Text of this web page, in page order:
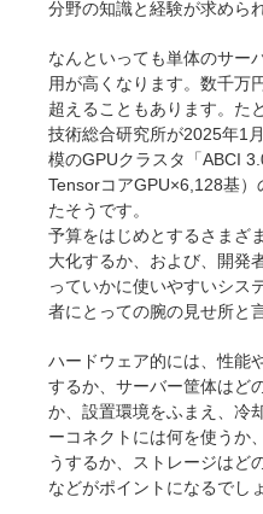
分野の知識と経験が求めら
なんといっても単体のサー
用が高くなります。数千万
超えることもあります。た
技術総合研究所が2025年1
模のGPUクラスタ「ABCI
TensorコアGPU×6,128基
たそうです。
予算をはじめとするさまざ
大化するか、および、開発
っていかに使いやすいシス
者にとっての腕の見せ所と
ハードウェア的には、性能
するか、サーバー筐体はど
か、設置環境をふまえ、冷
ーコネクトには何を使うか
うするか、ストレージはど
などがポイントになるでし